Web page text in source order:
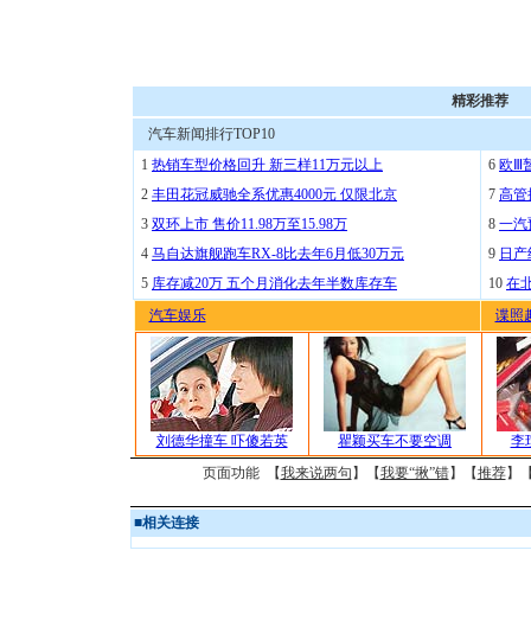
精彩推荐
汽车新闻排行TOP10
1 热销车型价格回升 新三样11万元以上
2 丰田花冠威驰全系优惠4000元 仅限北京
3 双环上市 售价11.98万至15.98万
4 马自达旗舰跑车RX-8比去年6月低30万元
5 库存减20万 五个月消化去年半数库存车
6 欧Ⅲ
7 高管
8 一汽
9 日
10 在
汽车娱乐
谍照
刘德华撞车 吓傻若英 瞿颖买车不要空调
李
页面功能 【我来说两句 】【我要“揪”错】【推荐】
■相关连接